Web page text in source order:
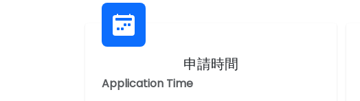
申請時間
Application Time